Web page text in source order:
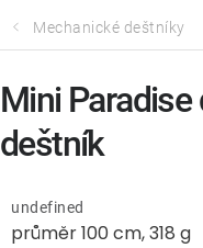
Lavice a houpačky
Lehátka
Mechanické deštníky
průměr 100 cm, 318 g
undefined
Mini
deštník